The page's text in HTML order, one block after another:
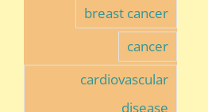
breast cancer
cancer
cardiovascular
disease